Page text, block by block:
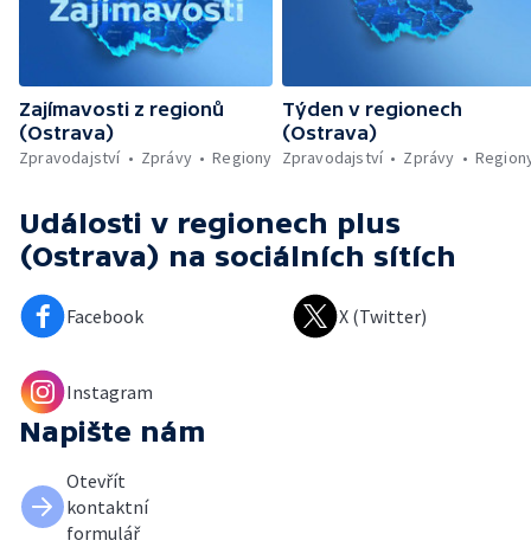
Zajímavosti z regionů
(Ostrava)
Zpravodajství
Zprávy Regiony
Týden v regionech
(Ostrava)
Zpravodajství
Zprávy
Události v regionech plus
(Ostrava) na sociálních sítích
Facebook X (Twitter)
Instagram
Napište nám
Otevřít
kontaktní
formulář